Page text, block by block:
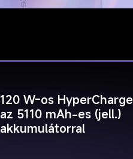
120 W-os HyperCharge
az 5110 mAh-es (jell.)
akkumulátorral